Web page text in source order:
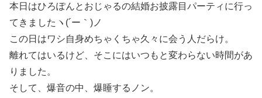
本日はひろぽんとおじゃるの結婚お披露目パーティに行っ
てきましたヽ(´ー｀)ノ
この日はワシ自身めちゃくちゃ久々に会う人だらけ。
離れてはいるけど、そこにはいつもと変わらない時間があ
りました。
そして、爆音の中、爆睡するノン。